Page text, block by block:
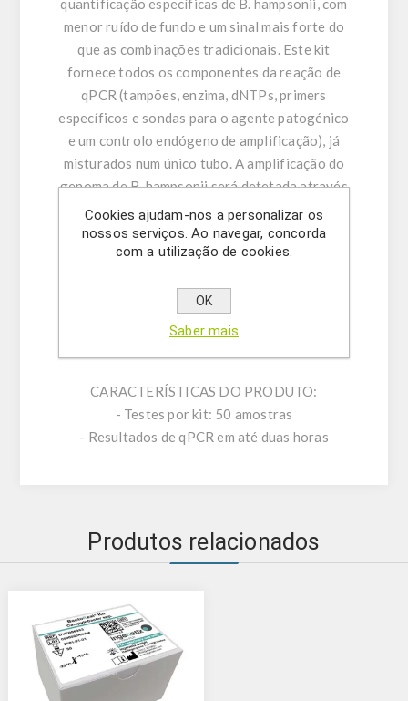
quantificação específicas de B. hampsonii, com
menor ruído de fundo e um sinal mais forte do
que as combinações tradicionais. Este kit
fornece todos os componentes da reação de
qPCR (tampões, enzima, dNTPs, primers
específicos e sondas para o agente patogénico
e um controlo endógeno de amplificação), já
misturados num único tubo. A amplificação do
genoma de B. hampsonii será detetada através
do canal FAM a 530 nm. Este kit também pode
identificar resultados falso-negativos através
da medição do sinal fluorescente do controlo
HEX ou VIC. É fornecido um controlo positivo
sintético de B. hampsonii para quantificação
CARACTERÍSTICAS DO PRODUTO:
- Testes por kit: 50 amostras
- Resultados de qPCR em até duas horas
Produtos relacionados
Cookies ajudam-nos a personalizar os
nossos serviços. Ao navegar, concorda
com a utilização de cookies.
OK
Saber mais